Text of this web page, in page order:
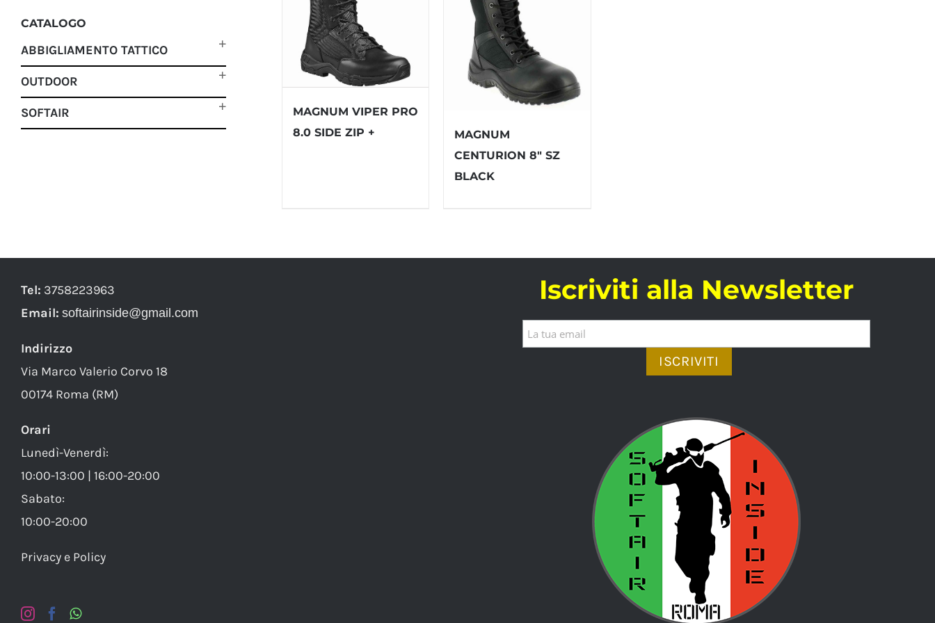
MAGNUM VIPER PRO
8.0 SIDE ZIP +
MAGNUM
CENTURION 8″ SZ
BLACK
CATALOGO
ABBIGLIAMENTO TATTICO
OUTDOOR
SOFTAIR
Tel: 3758223963
Email: softairinside@gmail.com
Indirizzo
Via Marco Valerio Corvo 18
00174 Roma (RM)
Orari
Lunedì-Venerdì:
10:00-13:00 | 16:00-20:00
Sabato:
10:00-20:00
Privacy e Policy
Iscriviti alla Newsletter